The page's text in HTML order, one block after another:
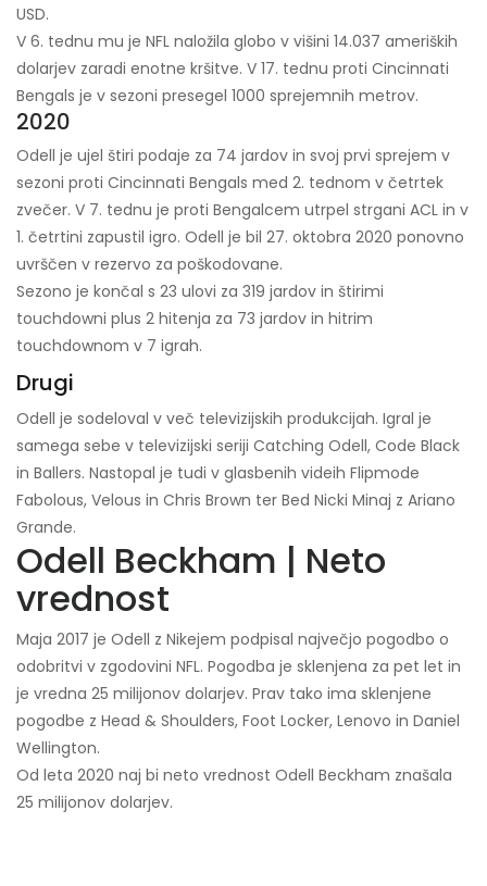
USD.
V 6. tednu mu je NFL naložila globo v višini 14.037 ameriških
dolarjev zaradi enotne kršitve. V 17. tednu proti Cincinnati
Bengals je v sezoni presegel 1000 sprejemnih metrov.
2020
Odell je ujel štiri podaje za 74 jardov in svoj prvi sprejem v
sezoni proti Cincinnati Bengals med 2. tednom v četrtek
zvečer. V 7. tednu je proti Bengalcem utrpel strgani ACL in v
1. četrtini zapustil igro. Odell je bil 27. oktobra 2020 ponovno
uvrščen v rezervo za poškodovane.
Sezono je končal s 23 ulovi za 319 jardov in štirimi
touchdowni plus 2 hitenja za 73 jardov in hitrim
touchdownom v 7 igrah.
Drugi
Odell je sodeloval v več televizijskih produkcijah. Igral je
samega sebe v televizijski seriji Catching Odell, Code Black
in Ballers. Nastopal je tudi v glasbenih videih Flipmode
Fabolous, Velous in Chris Brown ter Bed Nicki Minaj z Ariano
Grande.
Odell Beckham | Neto
vrednost
Maja 2017 je Odell z Nikejem podpisal največjo pogodbo o
odobritvi v zgodovini NFL. Pogodba je sklenjena za pet let in
je vredna 25 milijonov dolarjev. Prav tako ima sklenjene
pogodbe z Head & Shoulders, Foot Locker, Lenovo in Daniel
Wellington.
Od leta 2020 naj bi neto vrednost Odell Beckham znašala
25 milijonov dolarjev.